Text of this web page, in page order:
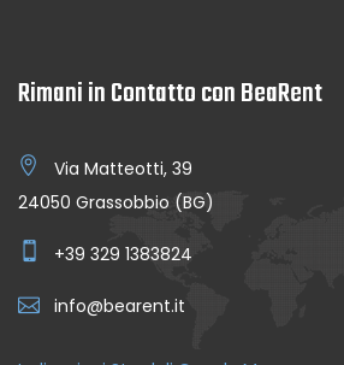
Rimani in Contatto con BeaRent
Via Matteotti, 39
24050 Grassobbio (BG)
+39 329 1383824
info@bearent.it